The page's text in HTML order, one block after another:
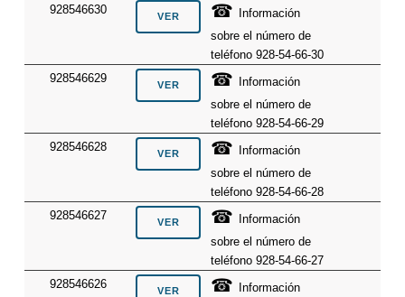
928546630
☎
Información
sobre el número de
teléfono 928-54-66-30
928546629
☎
Información
sobre el número de
teléfono 928-54-66-29
928546628
☎
Información
sobre el número de
teléfono 928-54-66-28
928546627
☎
Información
sobre el número de
teléfono 928-54-66-27
928546626
☎
Información